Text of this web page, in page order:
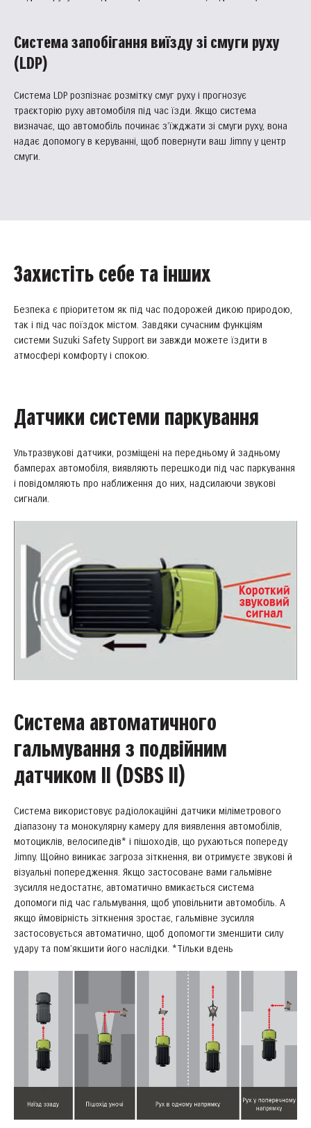
Система запобігання виїзду зі смуги руху
(LDP)
Система LDP розпізнає розмітку смуг руху і прогнозує
траєкторію руху автомобіля під час їзди. Якщо система
визначає, що автомобіль починає з’їжджати зі смуги руху, вона
надає допомогу в керуванні, щоб повернути ваш Jimny у центр
смуги.
Захистіть себе та інших
Безпека є пріоритетом як під час подорожей дикою природою,
так і під час поїздок містом. Завдяки сучасним функціям
системи Suzuki Safety Support ви завжди можете їздити в
атмосфері комфорту і спокою.
Датчики системи паркування
Ультразвукові датчики, розміщені на передньому й задньому
бамперах автомобіля, виявляють перешкоди під час паркування
і повідомляють про наближення до них, надсилаючи звукові
сигнали.
Система автоматичного
гальмування з подвійним
датчиком II (DSBS II)
Система використовує радіолокаційні датчики міліметрового
діапазону та монокулярну камеру для виявлення автомобілів,
мотоциклів, велосипедів* і пішоходів, що рухаються попереду
Jimny. Щойно виникає загроза зіткнення, ви отримуєте звукові й
візуальні попередження. Якщо застосоване вами гальмівне
зусилля недостатнє, автоматично вмикається система
допомоги під час гальмування, щоб уповільнити автомобіль. А
якщо ймовірність зіткнення зростає, гальмівне зусилля
застосовується автоматично, щоб допомогти зменшити силу
удару та пом’якшити його наслідки. *Тільки вдень